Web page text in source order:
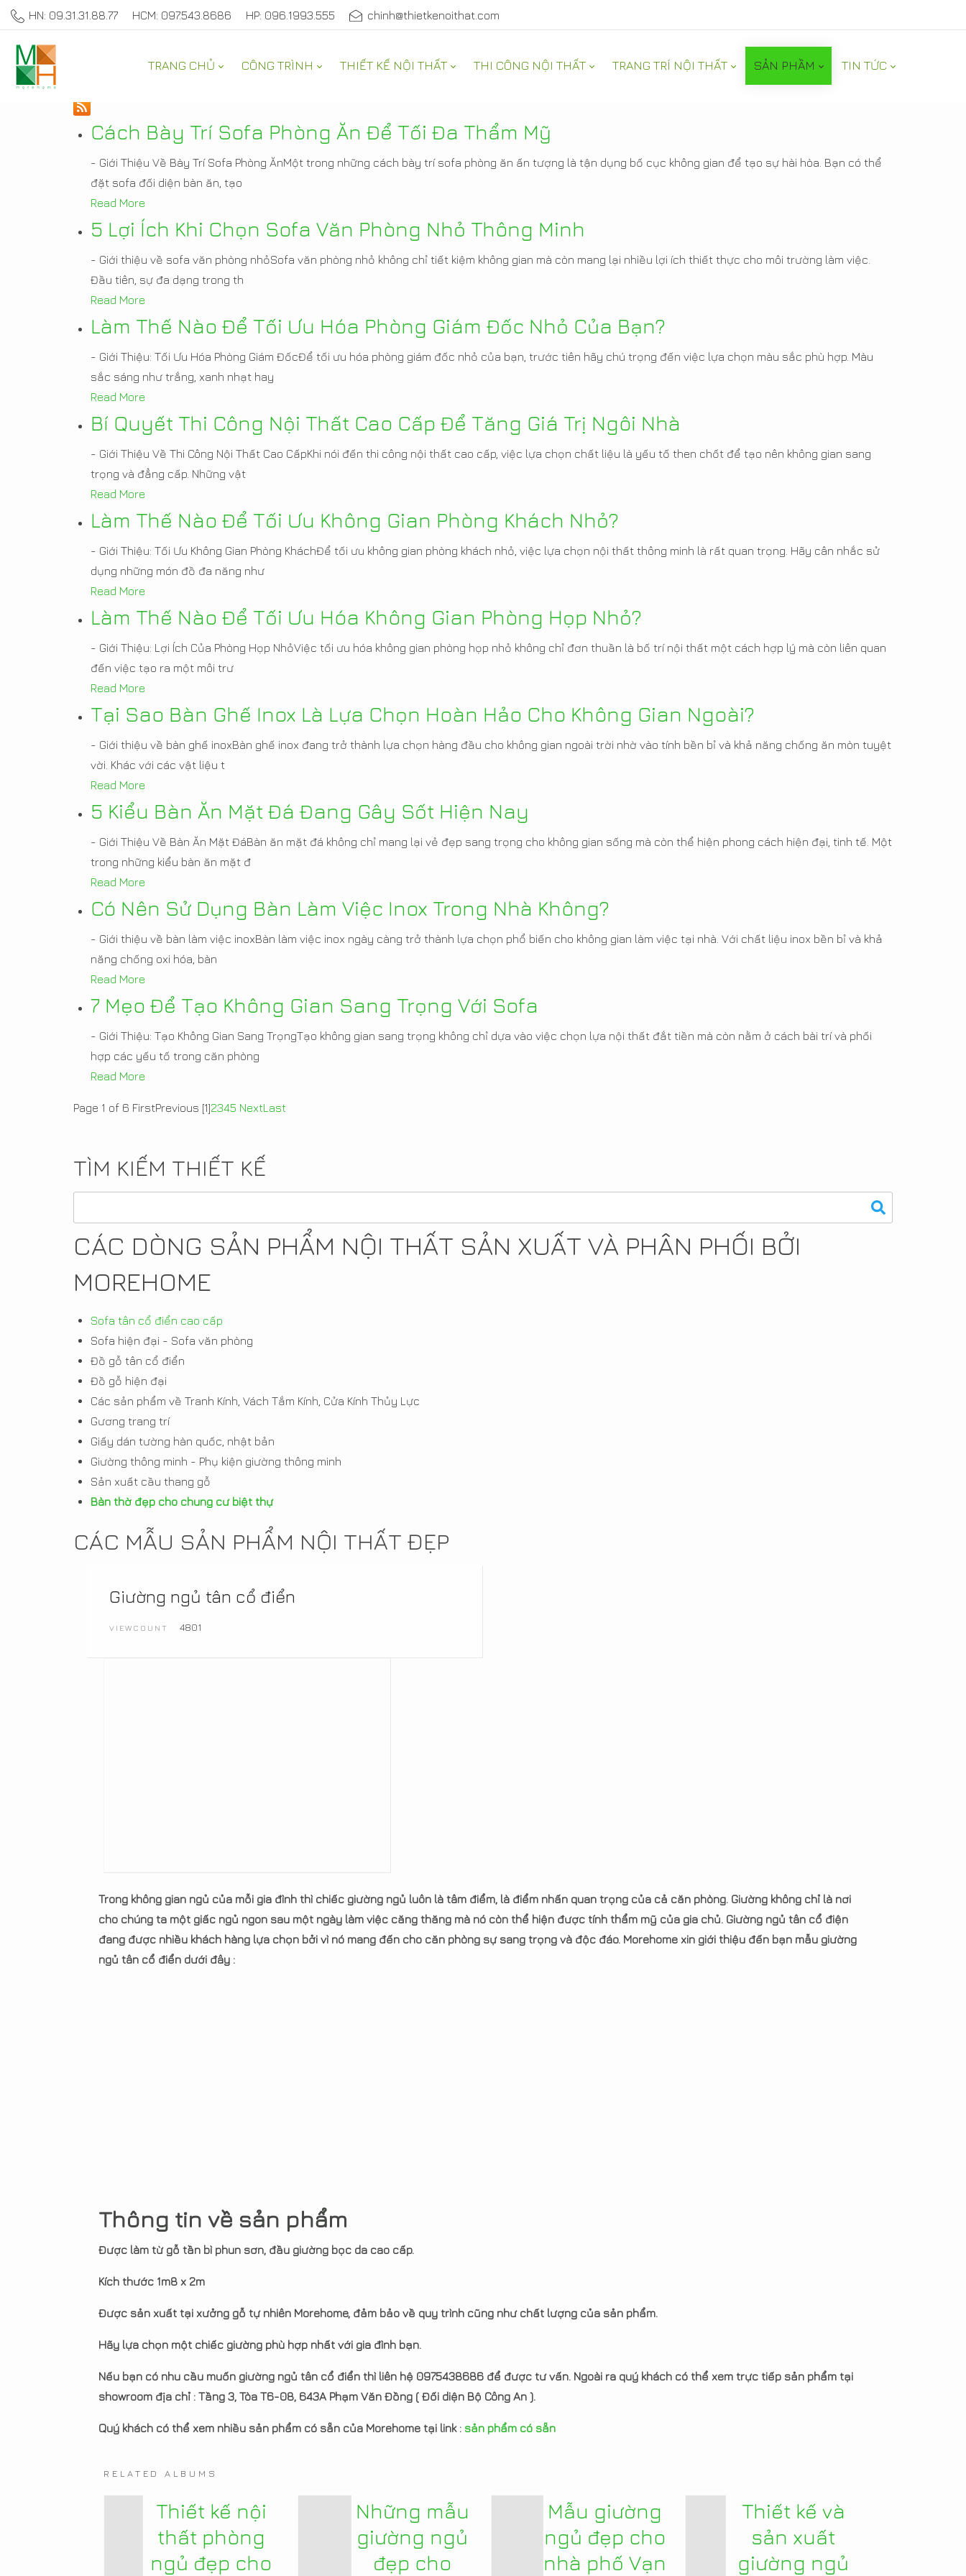
HN: 09.31.31.88.77 HCM: 097.543.8686 HP: 096.1993.555 chinh@thietkenoithat.com
TRANG CHỦ CÔNG TRÌNH THIẾT KẾ NỘI THẤT THI CÔNG NỘI THẤT TRANG TRÍ NỘI THẤT SẢN PHẦM TIN TỨC
TƯ VẤN TRANG TRÍ NHÀ ĐẸP
Cách Bày Trí Sofa Phòng Ăn Để Tối Đa Thẩm Mỹ
- Giới Thiệu Về Bày Trí Sofa Phòng ĂnMột trong những cách bày trí sofa phòng ăn ấn tượng là tận dụng bố cục không gian để tạo sự hài hòa. Bạn có thể
đặt sofa đối diện bàn ăn, tạo
Read More
5 Lợi Ích Khi Chọn Sofa Văn Phòng Nhỏ Thông Minh
- Giới thiệu về sofa văn phòng nhỏSofa văn phòng nhỏ không chỉ tiết kiệm không gian mà còn mang lại nhiều lợi ích thiết thực cho môi trường làm việc.
Đầu tiên, sự đa dạng trong th
Read More
Làm Thế Nào Để Tối Ưu Hóa Phòng Giám Đốc Nhỏ Của Bạn?
- Giới Thiệu: Tối Ưu Hóa Phòng Giám ĐốcĐể tối ưu hóa phòng giám đốc nhỏ của bạn, trước tiên hãy chú trọng đến việc lựa chọn màu sắc phù hợp. Màu
sắc sáng như trắng, xanh nhạt hay
Read More
Bí Quyết Thi Công Nội Thất Cao Cấp Để Tăng Giá Trị Ngôi Nhà
- Giới Thiệu Về Thi Công Nội Thất Cao CấpKhi nói đến thi công nội thất cao cấp, việc lựa chọn chất liệu là yếu tố then chốt để tạo nên không gian sang
trọng và đẳng cấp. Những vật
Read More
Làm Thế Nào Để Tối Ưu Không Gian Phòng Khách Nhỏ?
- Giới Thiệu: Tối Ưu Không Gian Phòng KháchĐể tối ưu không gian phòng khách nhỏ, việc lựa chọn nội thất thông minh là rất quan trọng. Hãy cân nhắc sử
dụng những món đồ đa năng như
Read More
Làm Thế Nào Để Tối Ưu Hóa Không Gian Phòng Họp Nhỏ?
- Giới Thiệu: Lợi Ích Của Phòng Họp NhỏViệc tối ưu hóa không gian phòng họp nhỏ không chỉ đơn thuần là bố trí nội thất một cách hợp lý mà còn liên quan
đến việc tạo ra một môi trư
Read More
Tại Sao Bàn Ghế Inox Là Lựa Chọn Hoàn Hảo Cho Không Gian Ngoài?
- Giới thiệu về bàn ghế inoxBàn ghế inox đang trở thành lựa chọn hàng đầu cho không gian ngoài trời nhờ vào tính bền bỉ và khả năng chống ăn mòn tuyệt
vời. Khác với các vật liệu t
Read More
5 Kiểu Bàn Ăn Mặt Đá Đang Gây Sốt Hiện Nay
- Giới Thiệu Về Bàn Ăn Mặt ĐáBàn ăn mặt đá không chỉ mang lại vẻ đẹp sang trọng cho không gian sống mà còn thể hiện phong cách hiện đại, tinh tế. Một
trong những kiểu bàn ăn mặt đ
Read More
Có Nên Sử Dụng Bàn Làm Việc Inox Trong Nhà Không?
- Giới thiệu về bàn làm việc inoxBàn làm việc inox ngày càng trở thành lựa chọn phổ biến cho không gian làm việc tại nhà. Với chất liệu inox bền bỉ và khả
năng chống oxi hóa, bàn
Read More
7 Mẹo Để Tạo Không Gian Sang Trọng Với Sofa
- Giới Thiệu: Tạo Không Gian Sang TrọngTạo không gian sang trọng không chỉ dựa vào việc chọn lựa nội thất đắt tiền mà còn nằm ở cách bài trí và phối
hợp các yếu tố trong căn phòng
Read More
Page 1 of 6 FirstPrevious [1]2345 NextLast
TÌM KIẾM THIẾT KẾ
CÁC DÒNG SẢN PHẨM NỘI THẤT SẢN XUẤT VÀ PHÂN PHỐI BỞI
MOREHOME
Sofa tân cổ điển cao cấp
Sofa hiện đại - Sofa văn phòng
Đồ gỗ tân cổ điển
Đồ gỗ hiện đại
Các sản phẩm về Tranh Kính, Vách Tắm Kính, Cửa Kính Thủy Lực
Gương trang trí
Giấy dán tường hàn quốc, nhật bản
Giường thông minh - Phụ kiện giường thông minh
Sản xuất cầu thang gỗ
Bàn thờ đẹp cho chung cư biệt thự
CÁC MẪU SẢN PHẨM NỘI THẤT ĐẸP
Giường ngủ tân cổ điển
VIEWCOUNT 4801
Trong không gian ngủ của mỗi gia đình thì chiếc giường ngủ luôn là tâm điểm, là điểm nhấn quan trọng của cả căn phòng. Giường không chỉ là nơi
cho chúng ta một giấc ngủ ngon sau một ngày làm việc căng thăng mà nó còn thể hiện được tính thẩm mỹ của gia chủ. Giường ngủ tân cổ điện
đang được nhiều khách hàng lựa chọn bởi vì nó mang đến cho căn phòng sự sang trọng và độc đáo. Morehome xin giới thiệu đến bạn mẫu giường
ngủ tân cổ điển dưới đây :
Thông tin về sản phẩm
Được làm từ gỗ tần bì phun sơn, đầu giường bọc da cao cấp.
Kích thước 1m8 x 2m
Được sản xuất tại xưởng gỗ tự nhiên Morehome, đảm bảo về quy trình cũng như chất lượng của sản phẩm.
Hãy lựa chọn một chiếc giường phù hợp nhất với gia đình bạn.
Nếu bạn có nhu cầu muốn giường ngủ tân cổ điển thì liên hệ 0975438686 để được tư vấn. Ngoài ra quý khách có thể xem trực tiếp sản phẩm tại
showroom địa chỉ : Tầng 3, Tòa T6-08, 643A Phạm Văn Đồng ( Đối diện Bộ Công An ).
Quý khách có thể xem nhiều sản phẩm có sẵn của Morehome tại link : sản phẩm có sẵn
RELATED ALBUMS
Thiết kế nội
thất phòng
ngủ đẹp cho
Những mẫu
giường ngủ
đẹp cho
Mẫu giường
ngủ đẹp cho
nhà phố Vạn
Thiết kế và
sản xuất
giường ngủ